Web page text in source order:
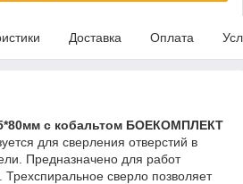
Доставка Оплата
с кобальтом БОЕКОМПЛЕКТ
для сверления отверстий в
Предназначено для работ
сверло позволяет